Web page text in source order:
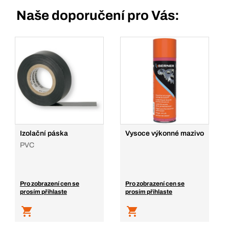
Naše doporučení pro Vás:
Izolační páska
PVC
Pro zobrazení cen se
prosím přihlaste
Vysoce výkonné mazivo
Pro zobrazení cen se
prosím přihlaste